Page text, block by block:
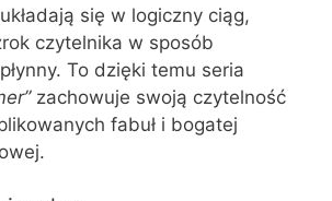
się w logiczny ciąg,
czytelnika w sposób
To dzięki temu seria
zachowuje swoją czytelność
fabuł i bogatej